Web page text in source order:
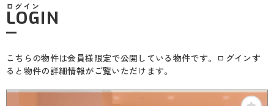
ログイン
LOGIN
こちらの物件は会員様限定で公開している物件です。ログインす
ると物件の詳細情報がご覧いただけます。